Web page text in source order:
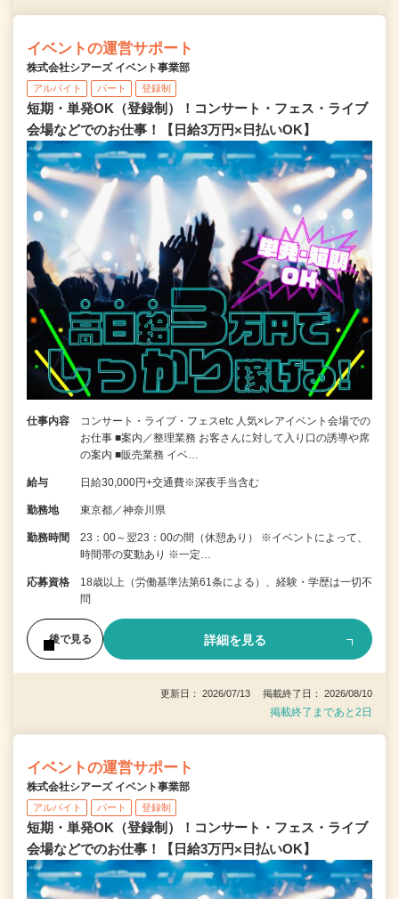
イベントの運営サポート
株式会社シアーズ イベント事業部
アルバイト パート 登録制
短期・単発OK（登録制）！コンサート・フェス・ライブ
会場などでのお仕事！【日給3万円×日払いOK】
仕事内容
コンサート・ライブ・フェスetc 人気×レアイベント会場での
お仕事 ■案内／整理業務 お客さんに対して入り口の誘導や席
の案内 ■販売業務 イベ…
給与 日給30,000円+交通費※深夜手当含む
勤務地 東京都／神奈川県
勤務時間
23：00～翌23：00の間（休憩あり） ※イベントによって、
時間帯の変動あり ※一定…
応募資格
18歳以上（労働基準法第61条による）、経験・学歴は一切不
問
後で見る 詳細を見る
更新日： 2026/07/13 掲載終了日： 2026/08/10
掲載終了まであと2日
イベントの運営サポート
株式会社シアーズ イベント事業部
アルバイト パート 登録制
短期・単発OK（登録制）！コンサート・フェス・ライブ
会場などでのお仕事！【日給3万円×日払いOK】